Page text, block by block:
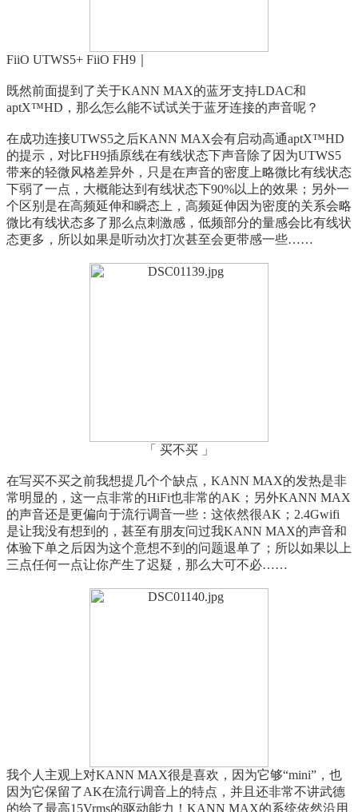
FiiO UTWS5+ FiiO FH9｜
既然前面提到了关于KANN MAX的蓝牙支持LDAC和
aptX™HD，那么怎么能不试试关于蓝牙连接的声音呢？
在成功连接UTWS5之后KANN MAX会有启动高通aptX™HD
的提示，对比FH9插原线在有线状态下声音除了因为UTWS5
带来的轻微风格差异外，只是在声音的密度上略微比有线状态
下弱了一点，大概能达到有线状态下90%以上的效果；另外一
个区别是在高频延伸和瞬态上，高频延伸因为密度的关系会略
微比有线状态多了那么点刺激感，低频部分的量感会比有线状
态更多，所以如果是听动次打次甚至会更带感一些……
「 买不买 」
在写买不买之前我想提几个个缺点，KANN MAX的发热是非
常明显的，这一点非常的HiFi也非常的AK；另外KANN MAX
的声音还是更偏向于流行调音一些：这依然很AK；2.4Gwifi
是让我没有想到的，甚至有朋友问过我KANN MAX的声音和
体验下单之后因为这个意想不到的问题退单了；所以如果以上
三点任何一点让你产生了迟疑，那么大可不必……
我个人主观上对KANN MAX很是喜欢，因为它够“mini”，也
因为它保留了AK在流行调音上的特点，并且还非常不讲武德
的给了最高15Vrms的驱动能力！KANN MAX的系统依然沿用